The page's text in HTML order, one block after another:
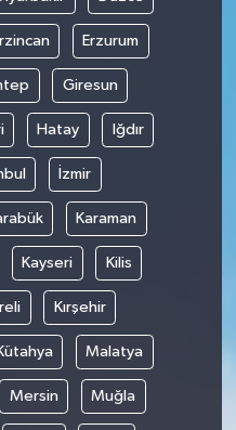
Erzurum
Giresun
Hatay Iğdır
İzmir
Karaman
Kayseri Kilis
Kırşehir
Malatya
Mersin Muğla